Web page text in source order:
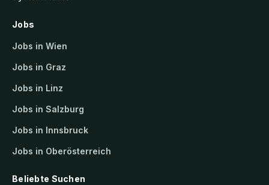
Jobs
Jobs in Wien
Jobs in Graz
Jobs in Linz
Jobs in Salzburg
Jobs in Innsbruck
Jobs in Oberösterreich
Beliebte Suchen